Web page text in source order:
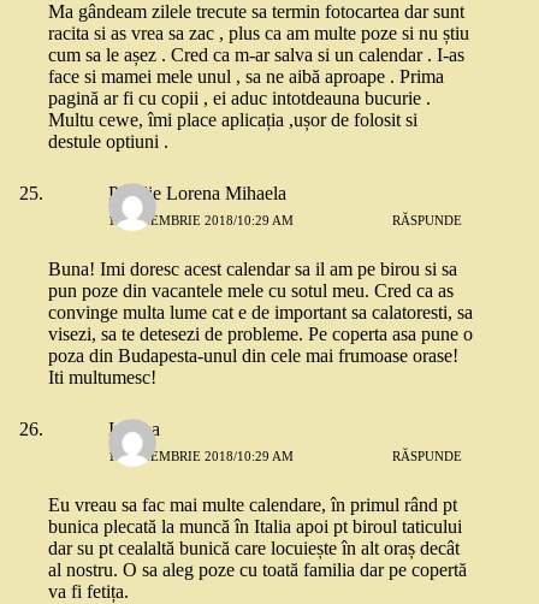
Ma gândeam zilele trecute sa termin fotocartea dar sunt
racita si as vrea sa zac , plus ca am multe poze si nu știu
cum sa le așez . Cred ca m-ar salva si un calendar . I-as
face si mamei mele unul , sa ne aibă aproape . Prima
pagină ar fi cu copii , ei aduc intotdeauna bucurie .
Multu cewe, îmi place aplicația ,ușor de folosit si
destule optiuni .
Pintilie Lorena Mihaela
13 NOIEMBRIE 2018/10:29 AM RĂSPUNDE
Buna! Imi doresc acest calendar sa il am pe birou si sa
pun poze din vacantele mele cu sotul meu. Cred ca as
convinge multa lume cat e de important sa calatoresti, sa
visezi, sa te detesezi de probleme. Pe coperta asa pune o
poza din Budapesta-unul din cele mai frumoase orase!
Iti multumesc!
Iuliana
13 NOIEMBRIE 2018/10:29 AM RĂSPUNDE
Eu vreau sa fac mai multe calendare, în primul rând pt
bunica plecată la muncă în Italia apoi pt biroul taticului
dar su pt cealaltă bunică care locuiește în alt oraș decât
al nostru. O sa aleg poze cu toată familia dar pe copertă
va fi fetița.